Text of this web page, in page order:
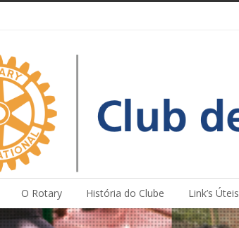
O Rotary História do Clube Link’s Úteis